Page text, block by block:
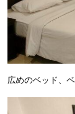
広めのベッド、